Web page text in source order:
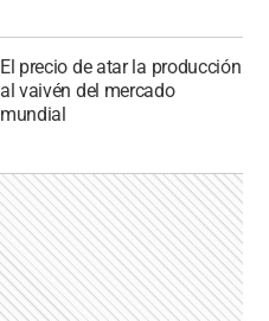
El precio de atar la producción
al vaivén del mercado
mundial